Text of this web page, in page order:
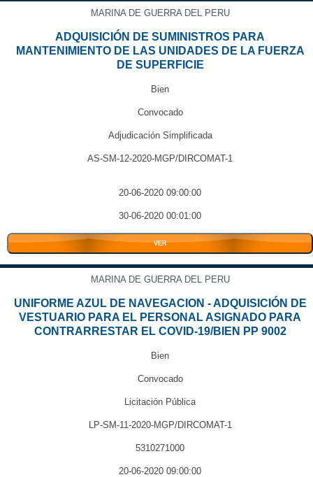
MARINA DE GUERRA DEL PERU
ADQUISICIÓN DE SUMINISTROS PARA
MANTENIMIENTO DE LAS UNIDADES DE LA FUERZA
DE SUPERFICIE
Bien
Convocado
Adjudicación Simplificada
AS-SM-12-2020-MGP/DIRCOMAT-1
20-06-2020 09:00:00
30-06-2020 00:01:00
VER
MARINA DE GUERRA DEL PERU
UNIFORME AZUL DE NAVEGACION - ADQUISICIÓN DE
VESTUARIO PARA EL PERSONAL ASIGNADO PARA
CONTRARRESTAR EL COVID-19/BIEN PP 9002
Bien
Convocado
Licitación Pública
LP-SM-11-2020-MGP/DIRCOMAT-1
5310271000
20-06-2020 09:00:00